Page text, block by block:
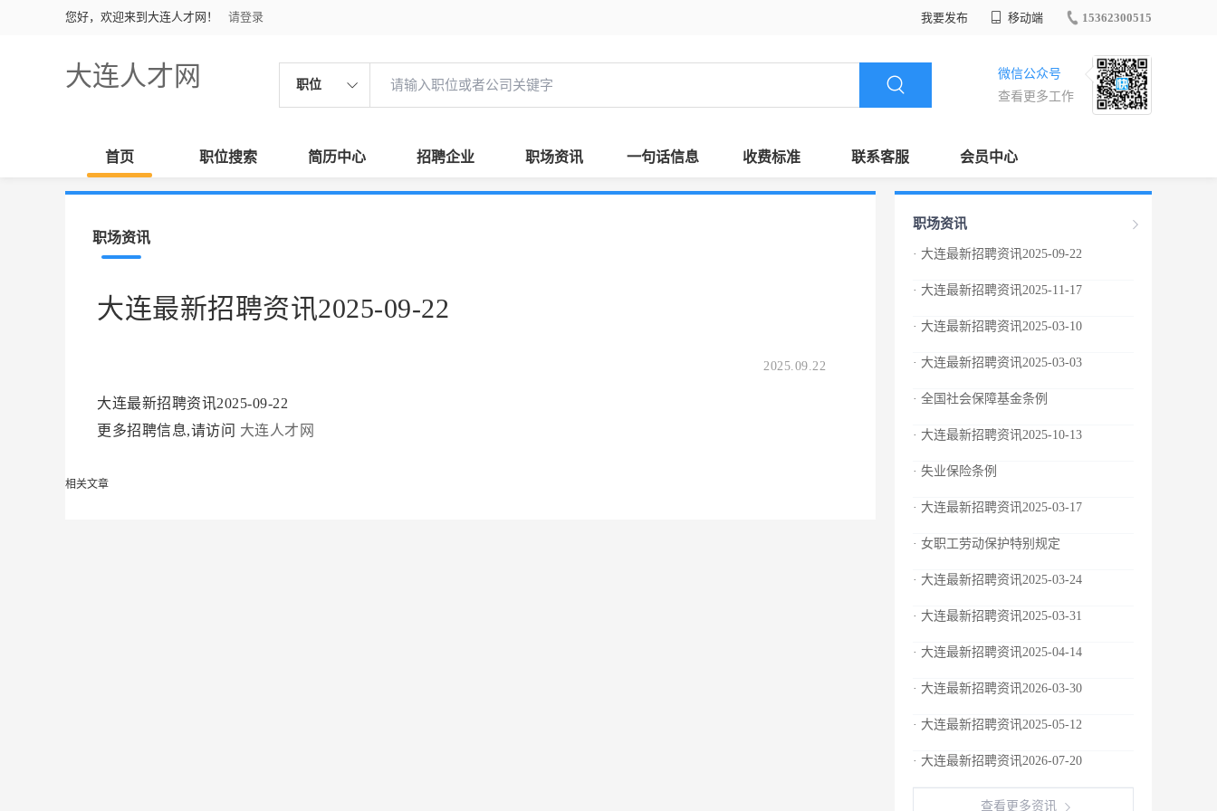
您好，欢迎来到大连人才网！ 请登录 我要发布 移动端 15362300515
大连人才网 职位
微信公众号
查看更多工作
首页 职位搜索 简历中心 招聘企业 职场资讯 一句话信息 收费标准 联系客服 会员中心
职场资讯
大连最新招聘资讯2025-09-22
2025.09.22
大连最新招聘资讯2025-09-22
更多招聘信息,请访问 大连人才网
相关文章
职场资讯
· 大连最新招聘资讯2025-09-22
· 大连最新招聘资讯2025-11-17
· 大连最新招聘资讯2025-03-10
· 大连最新招聘资讯2025-03-03
· 全国社会保障基金条例
· 大连最新招聘资讯2025-10-13
· 失业保险条例
· 大连最新招聘资讯2025-03-17
· 女职工劳动保护特别规定
· 大连最新招聘资讯2025-03-24
· 大连最新招聘资讯2025-03-31
· 大连最新招聘资讯2025-04-14
· 大连最新招聘资讯2026-03-30
· 大连最新招聘资讯2025-05-12
· 大连最新招聘资讯2026-07-20
查看更多资讯